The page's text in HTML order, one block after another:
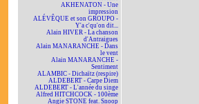
AKHENATON - Une
impression
ALÉVÊQUE et son GROUPO -
Y'a c'qu'on dit...
Alain HIVER - La chanson
d'Antraigues
Alain MANARANCHE - Dans
le vent
Alain MANARANCHE -
Sentiment
ALAMBIC - Dichaïtz (respire)
ALDEBERT - Carpe Diem
ALDEBERT - L'année du singe
Alfred HITCHCOCK - 100ème
Angie STONE feat. Snoop